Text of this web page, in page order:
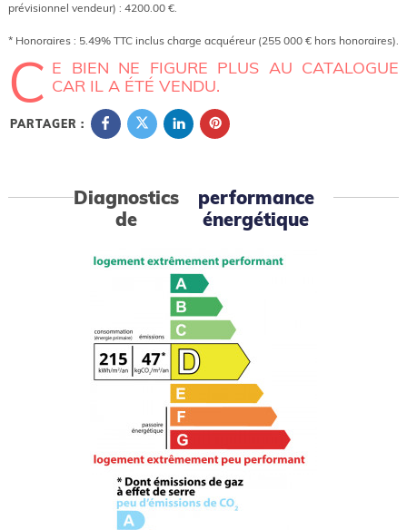
prévisionnel vendeur) : 4200.00 €.
* Honoraires : 5.49% TTC inclus charge acquéreur (255 000 € hors honoraires).
C E BIEN NE FIGURE PLUS AU CATALOGUE
CAR IL A ÉTÉ VENDU.
PARTAGER :
Diagnostics
de
performance
énergétique